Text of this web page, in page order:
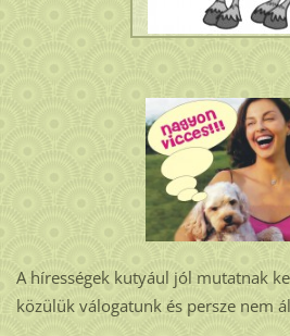
A hírességek kutyául jól mutatnak
közülük válogatunk és persze nem